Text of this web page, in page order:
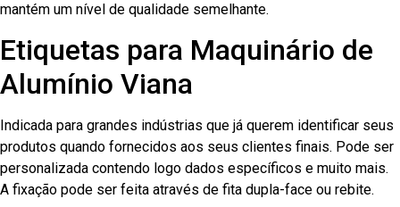
mantém um nível de qualidade semelhante.
Etiquetas para Maquinário de
Alumínio Viana
Indicada para grandes indústrias que já querem identificar seus
produtos quando fornecidos aos seus clientes finais. Pode ser
personalizada contendo logo dados específicos e muito mais.
A fixação pode ser feita através de fita dupla-face ou rebite.